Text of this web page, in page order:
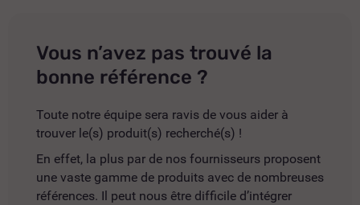
Vous n’avez pas trouvé la
bonne référence ?
Toute notre équipe sera ravis de vous aider à
trouver le(s) produit(s) recherché(s) !
En effet, la plus par de nos fournisseurs proposent
une vaste gamme de produits avec de nombreuses
références. Il peut nous être difficile d’intégrer